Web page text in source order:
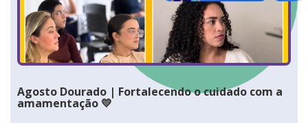
Agosto Dourado | Fortalecendo o cuidado com a
amamentação 💛